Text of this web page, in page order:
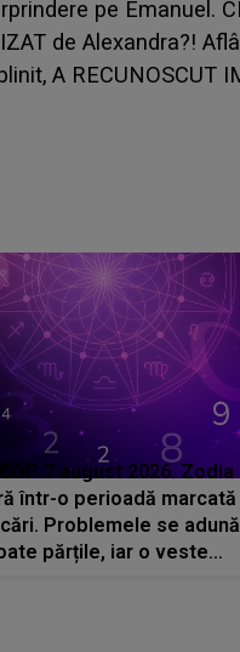
7 august 2026. Zodia
într-o perioadă marcată
Problemele se adună
părțile, iar o veste